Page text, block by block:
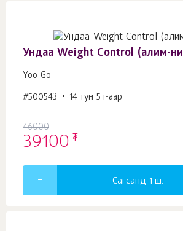
Ундаа Weight Control (алим-
Yoo Gо
#500543 14 тун 5 г-аар
46000
39100 ₮
Сагсанд 1 ш.